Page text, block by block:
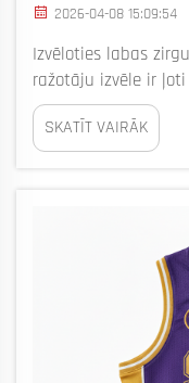
2026-04-08 15:09:54
Izvēloties labas
ražotāju izvēle ir
nosaukums, kam
kvalitātes zirgu
nodrošina, ka viņu
SKATĪT VAIRĀK